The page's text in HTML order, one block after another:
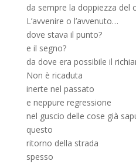
da sempre la doppiezza del
L’avvenire o l’avvenuto…
dove stava il punto?
e il segno?
da dove era possibile il
Non è ricaduta
inerte nel passato
e neppure regressione
nel guscio delle cose già
questo
ritorno della strada
spesso